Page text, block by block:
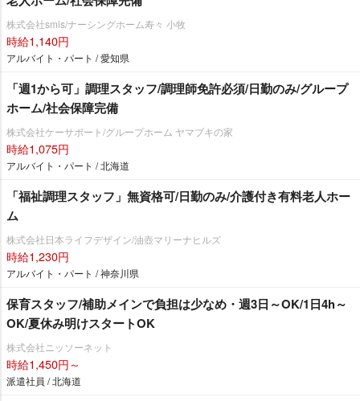
株式会社smis/ナーシングホーム寿々 小牧
時給1,140円
アルバイト・パート / 愛知県
「週1から可」調理スタッフ/調理師免許必須/日勤のみ/グループ
ホーム/社会保障完備
株式会社ケーサポート/グループホーム ヤマブキの家
時給1,075円
アルバイト・パート / 北海道
「福祉調理スタッフ」無資格可/日勤のみ/介護付き有料老人ホー
ム
株式会社日本ライフデザイン/油壺マリーナヒルズ
時給1,230円
アルバイト・パート / 神奈川県
保育スタッフ/補助メインで負担は少なめ・週3日～OK/1日4h～
OK/夏休み明けスタートOK
株式会社ニッソーネット
時給1,450円～
派遣社員 / 北海道